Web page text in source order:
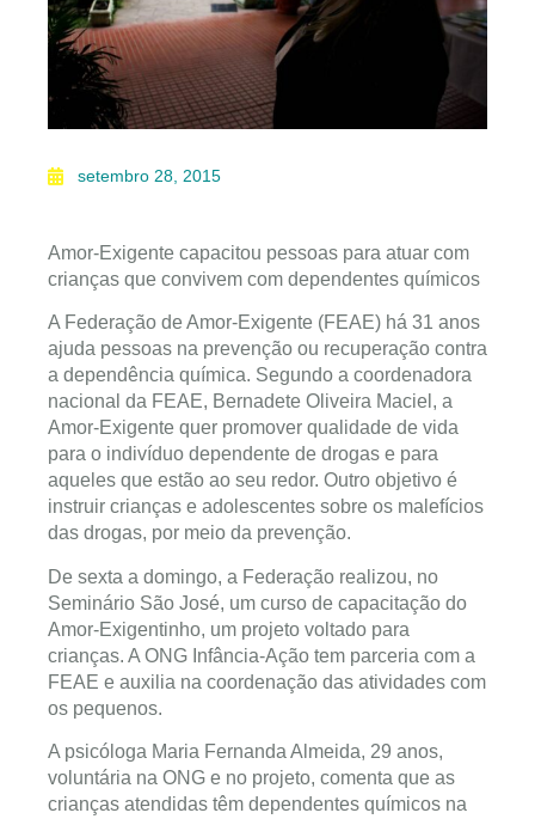
setembro 28, 2015
Amor-Exigente capacitou pessoas para atuar com
crianças que convivem com dependentes químicos
A Federação de Amor-Exigente (FEAE) há 31 anos
ajuda pessoas na prevenção ou recuperação contra
a dependência química. Segundo a coordenadora
nacional da FEAE, Bernadete Oliveira Maciel, a
Amor-Exigente quer promover qualidade de vida
para o indivíduo dependente de drogas e para
aqueles que estão ao seu redor. Outro objetivo é
instruir crianças e adolescentes sobre os malefícios
das drogas, por meio da prevenção.
De sexta a domingo, a Federação realizou, no
Seminário São José, um curso de capacitação do
Amor-Exigentinho, um projeto voltado para
crianças. A ONG Infância-Ação tem parceria com a
FEAE e auxilia na coordenação das atividades com
os pequenos.
A psicóloga Maria Fernanda Almeida, 29 anos,
voluntária na ONG e no projeto, comenta que as
crianças atendidas têm dependentes químicos na